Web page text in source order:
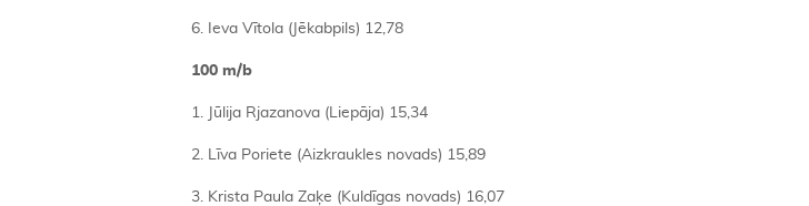
6. Ieva Vītola (Jēkabpils) 12,78
100 m/b
1. Jūlija Rjazanova (Liepāja) 15,34
2. Līva Poriete (Aizkraukles novads) 15,89
3. Krista Paula Zaķe (Kuldīgas novads) 16,07